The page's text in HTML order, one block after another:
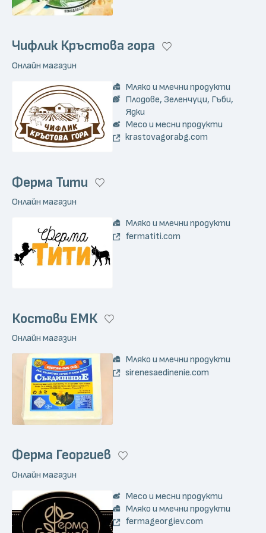
Чифлик Кръстова гора
Онлайн магазин
Мляко и млечни продукти
Плодове, Зеленчуци, Гъби,
Ядки
Месо и месни продукти
krastovagorabg.com
Ферма Тити
Онлайн магазин
Мляко и млечни продукти
fermatiti.com
Костови ЕМК
Онлайн магазин
Мляко и млечни продукти
sirenesaedinenie.com
Ферма Георгиев
Онлайн магазин
Месо и месни продукти
Мляко и млечни продукти
fermageorgiev.com